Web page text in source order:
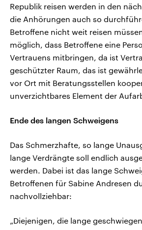
Republik reisen werden in den
die Anhörungen auch so
Betroffene nicht weit reisen
möglich, dass Betroffene eine
Vertrauens mitbringen, da ist
geschützter Raum, das ist
vor Ort mit Beratungsstellen
unverzichtbares Element der
Ende des langen Schweigens
Das Schmerzhafte, so lange
lange Verdrängte soll endlich
werden. Dabei ist das lange
Betroffenen für Sabine Andresen
nachvollziehbar:
„Diejenigen, die lange